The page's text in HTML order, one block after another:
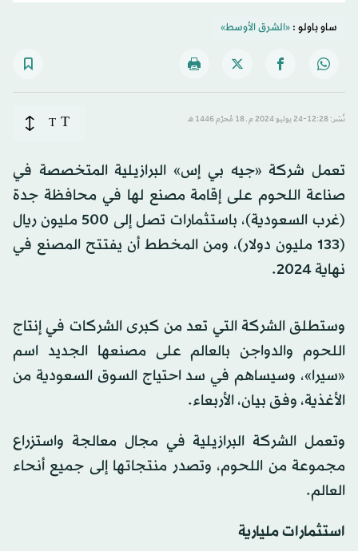
ساو باولو :«الشرق الأوسط»
نُشر: 12:28-24 يوليو 2024 م ـ 18 مُحرَّم 1446 هـ T
T
تعمل شركة «جيه بي إس» البرازيلية المتخصصة في
صناعة اللحوم على إقامة مصنع لها في محافظة جدة
(غرب السعودية)، باستثمارات تصل إلى 500 مليون ريال
(133 مليون دولار)، ومن المخطط أن يفتتح المصنع في
نهاية 2024.
وستطلق الشركة التي تعد من كبرى الشركات في إنتاج
اللحوم والدواجن بالعالم على مصنعها الجديد اسم
«سيرا»، وسيساهم في سد احتياج السوق السعودية من
الأغذية، وفق بيان، الأربعاء.
وتعمل الشركة البرازيلية في مجال معالجة واستزراع
مجموعة من اللحوم، وتصدر منتجاتها إلى جميع أنحاء
العالم.
استثمارات مليارية